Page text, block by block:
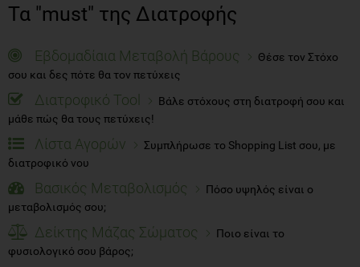
Τα "must" της Διατροφής
Εβδομαδίαια Μεταβολή Βάρους
Θέσε τον Στόχο
σου και δες πότε θα τον πετύχεις
Διατροφικό Tool
Βάλε στόχους στη διατροφή σου και
μάθε πώς θα τους πετύχεις!
Λίστα Αγορών
Συμπλήρωσε το Shopping List σου, με
διατροφικό νου
Βασικός Μεταβολισμός
Πόσο υψηλός είναι ο
μεταβολισμός σου;
Δείκτης Μάζας Σώματος
Ποιο είναι το
φυσιολογικό σου βάρος;